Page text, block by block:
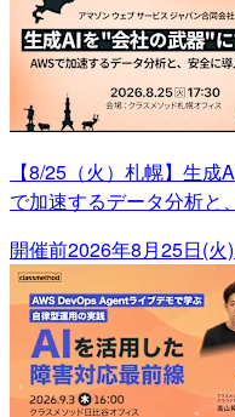
【8/25（火）札幌】生成
で加速するデータ分析と
開催前2026年8月25日(火